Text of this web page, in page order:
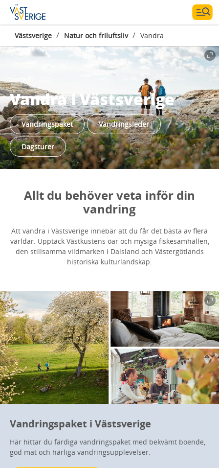
Västsverige / Natur och friluftsliv / Vandra
Vandra i Västsverige
Vandringspaket Vandringsleder
Dagsturer
Allt du behöver veta inför din
vandring
Att vandra i Västsverige innebär att du får det bästa av flera
världar. Upptäck Västkustens öar och mysiga fiskesamhällen,
den stillsamma vildmarken i Dalsland och Västergötlands
historiska kulturlandskap.
Vandringspaket i Västsverige
Här hittar du färdiga vandringspaket med bekvämt boende,
god mat och härliga vandringsupplevelser.